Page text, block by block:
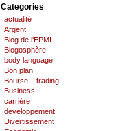
Categories
actualité
Argent
Blog de l'EPMI
Blogosphère
body language
Bon plan
Bourse – trading
Business
carrière
developpement
Divertissement